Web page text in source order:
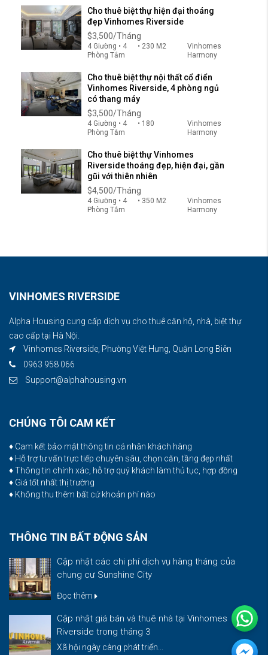
Cho thuê biệt thự hiện đại thoáng
đẹp Vinhomes Riverside
$3,500/Tháng
4 Giường • 4
Phòng Tắm
• 230 M2
Vinhomes
Harmony
Cho thuê biệt thự nội thất cổ điển
Vinhomes Riverside, 4 phòng ngủ
có thang máy
$3,500/Tháng
4 Giường • 4
Phòng Tắm
• 180
Vinhomes
Harmony
Cho thuê biệt thự Vinhomes
Riverside thoáng đẹp, hiện đại, gần
gũi với thiên nhiên
$4,500/Tháng
4 Giường • 4
Phòng Tắm
• 350 M2
Vinhomes
Harmony
VINHOMES RIVERSIDE
Alpha Housing cung cấp dịch vụ cho thuê căn hộ, nhà, biệt thự
cao cấp tại Hà Nội.
Vinhomes Riverside, Phường Việt Hưng, Quận Long Biên
0963 958 066
Support@alphahousing.vn
CHÚNG TÔI CAM KẾT
♦ Cam kết bảo mật thông tin cá nhân khách hàng
♦ Hỗ trợ tư vấn trực tiếp chuyên sâu, chọn căn, tầng đẹp nhất
♦ Thông tin chính xác, hỗ trợ quý khách làm thủ tục, hợp đồng
♦ Giá tốt nhất thị trường
♦ Không thu thêm bất cứ khoản phí nào
THÔNG TIN BẤT ĐỘNG SẢN
Cập nhật các chi phí dịch vụ hàng tháng của
chung cư Sunshine City
Đọc thêm
Cập nhật giá bán và thuê nhà tại Vinhomes
Riverside trong tháng 3
Xã hội ngày càng phát triển...